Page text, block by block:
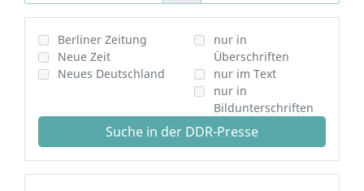
Berliner Zeitung
Neue Zeit
Neues Deutschland
nur in
Überschriften
nur im Text
nur in
Bildunterschriften
Suche in der DDR-Presse